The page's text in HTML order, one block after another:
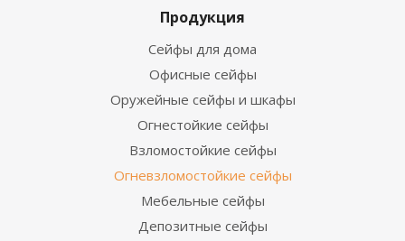
Продукция
Сейфы для дома
Офисные сейфы
Оружейные сейфы и шкафы
Огнестойкие сейфы
Взломостойкие сейфы
Огневзломостойкие сейфы
Мебельные сейфы
Депозитные сейфы